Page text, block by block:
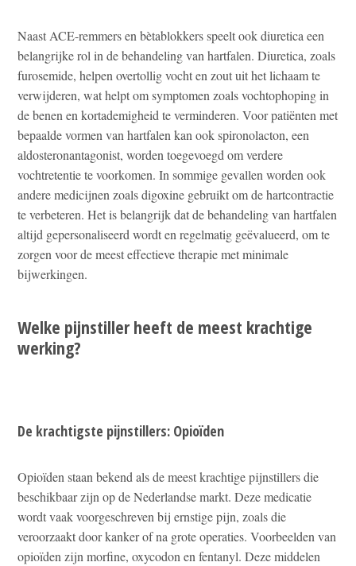
Naast ACE-remmers en bètablokkers speelt ook diuretica een
belangrijke rol in de behandeling van hartfalen. Diuretica, zoals
furosemide, helpen overtollig vocht en zout uit het lichaam te
verwijderen, wat helpt om symptomen zoals vochtophoping in
de benen en kortademigheid te verminderen. Voor patiënten met
bepaalde vormen van hartfalen kan ook spironolacton, een
aldosteronantagonist, worden toegevoegd om verdere
vochtretentie te voorkomen. In sommige gevallen worden ook
andere medicijnen zoals digoxine gebruikt om de hartcontractie
te verbeteren. Het is belangrijk dat de behandeling van hartfalen
altijd gepersonaliseerd wordt en regelmatig geëvalueerd, om te
zorgen voor de meest effectieve therapie met minimale
bijwerkingen.
Welke pijnstiller heeft de meest krachtige
werking?
De krachtigste pijnstillers: Opioïden
Opioïden staan bekend als de meest krachtige pijnstillers die
beschikbaar zijn op de Nederlandse markt. Deze medicatie
wordt vaak voorgeschreven bij ernstige pijn, zoals die
veroorzaakt door kanker of na grote operaties. Voorbeelden van
opioïden zijn morfine, oxycodon en fentanyl. Deze middelen